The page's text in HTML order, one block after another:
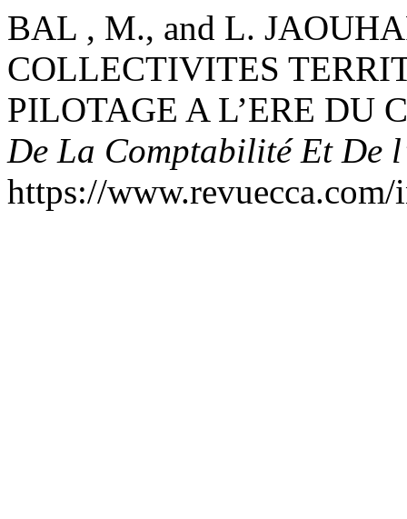
BAL , M., and L.
COLLECTIVITES
PILOTAGE A L’ERE DU
De La Comptabilité Et De
https://